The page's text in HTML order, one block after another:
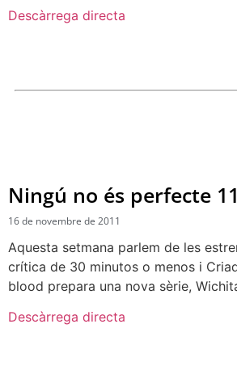
Descàrrega directa
Ningú no és perfecte
16 de novembre de 2011
Aquesta setmana parlem de les
crítica de 30 minutos o menos i
blood prepara una nova sèrie,
Descàrrega directa